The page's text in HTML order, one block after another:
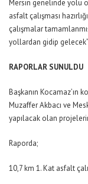
Mersin genelinde yolu
asfalt çalışması
çalışmalar
yollardan gidip
RAPORLAR SUNULDU
Başkanın Kocamaz’ın
Muzaffer Akbacı ve
yapılacak olan
Raporda;
10,7 km 1. Kat asfalt